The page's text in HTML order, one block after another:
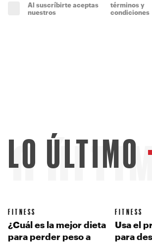
Al suscríbirte aceptas
nuestros
términos y
condiciones
LO ÚLTIMO
FITNESS
¿Cuál es la mejor dieta
para perder peso a
FITNESS
Usa el
para